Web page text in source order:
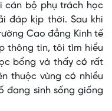
cán bộ phụ trách học
đáp kịp thời. Sau khi
Cao đẳng Kinh tế
thông tin, tôi tìm hiểu
bổng và thấy có rất
thuộc vùng có nhiều
đang sinh sống giống